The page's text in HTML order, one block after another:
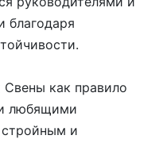
благодаря
как правило
любящими
и